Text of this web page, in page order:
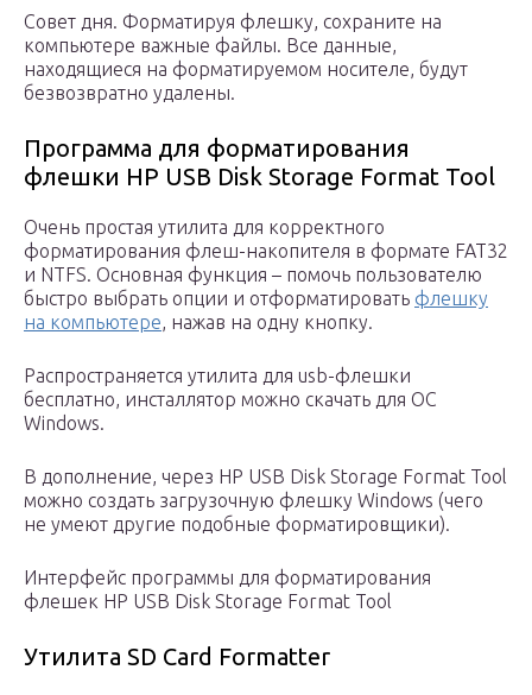
Совет дня. Форматируя флешку, сохраните на
компьютере важные файлы. Все данные,
находящиеся на форматируемом носителе, будут
безвозвратно удалены.
Программа для форматирования
флешки HP USB Disk Storage Format Tool
Очень простая утилита для корректного
форматирования флеш-накопителя в формате FAT32
и NTFS. Основная функция – помочь пользователю
быстро выбрать опции и отформатировать флешку
на компьютере, нажав на одну кнопку.
Распространяется утилита для usb-флешки
бесплатно, инсталлятор можно скачать для ОС
Windows.
В дополнение, через HP USB Disk Storage Format Tool
можно создать загрузочную флешку Windows (чего
не умеют другие подобные форматировщики).
Интерфейс программы для форматирования
флешек HP USB Disk Storage Format Tool
Утилита SD Card Formatter